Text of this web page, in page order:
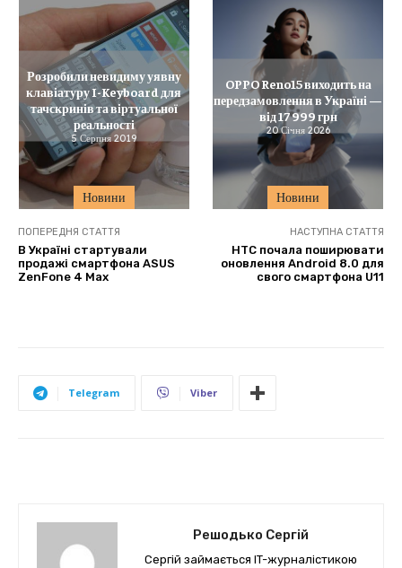
Новини
Розробили невидиму уявну
клавіатуру I-Keyboard для
тачскринів та віртуальної
реальності
5 Серпня 2019
Новини
OPPO Reno15 виходить на
передзамовлення в Україні —
від 17 999 грн
20 Січня 2026
ПОПЕРЕДНЯ СТАТТЯ
В Україні стартували
продажі смартфона ASUS
ZenFone 4 Max
НАСТУПНА СТАТТЯ
HTC почала поширювати
оновлення Android 8.0 для
свого смартфона U11
Telegram Viber
Решодько Сергій
Сергій займається IT-журналістикою